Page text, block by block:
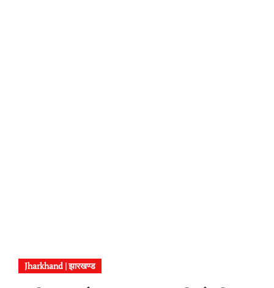
Jharkhand | झारखण्ड